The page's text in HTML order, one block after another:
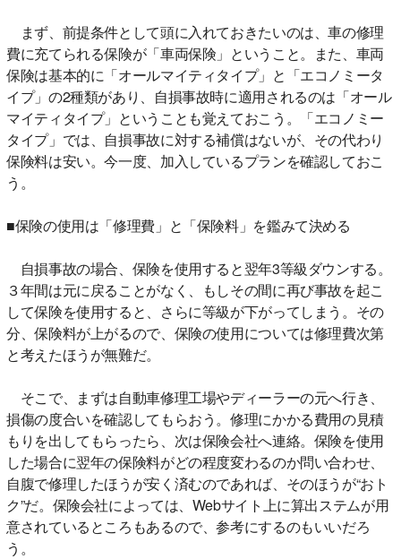
まず、前提条件として頭に入れておきたいのは、車の修理
費に充てられる保険が「車両保険」ということ。また、車両
保険は基本的に「オールマイティタイプ」と「エコノミータ
イプ」の2種類があり、自損事故時に適用されるのは「オール
マイティタイプ」ということも覚えておこう。「エコノミー
タイプ」では、自損事故に対する補償はないが、その代わり
保険料は安い。今一度、加入しているプランを確認しておこ
う。
■保険の使用は「修理費」と「保険料」を鑑みて決める
自損事故の場合、保険を使用すると翌年3等級ダウンする。
３年間は元に戻ることがなく、もしその間に再び事故を起こ
して保険を使用すると、さらに等級が下がってしまう。その
分、保険料が上がるので、保険の使用については修理費次第
と考えたほうが無難だ。
そこで、まずは自動車修理工場やディーラーの元へ行き、
損傷の度合いを確認してもらおう。修理にかかる費用の見積
もりを出してもらったら、次は保険会社へ連絡。保険を使用
した場合に翌年の保険料がどの程度変わるのか問い合わせ、
自腹で修理したほうが安く済むのであれば、そのほうが“おト
ク”だ。保険会社によっては、Webサイト上に算出ステムが用
意されているところもあるので、参考にするのもいいだろ
う。